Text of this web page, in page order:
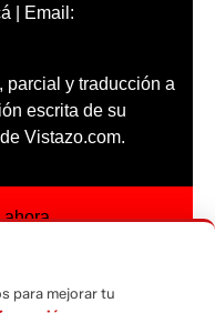
| Email:
parcial y traducción a
escrita de su
Vistazo.com.
ahora
para mejorar tu